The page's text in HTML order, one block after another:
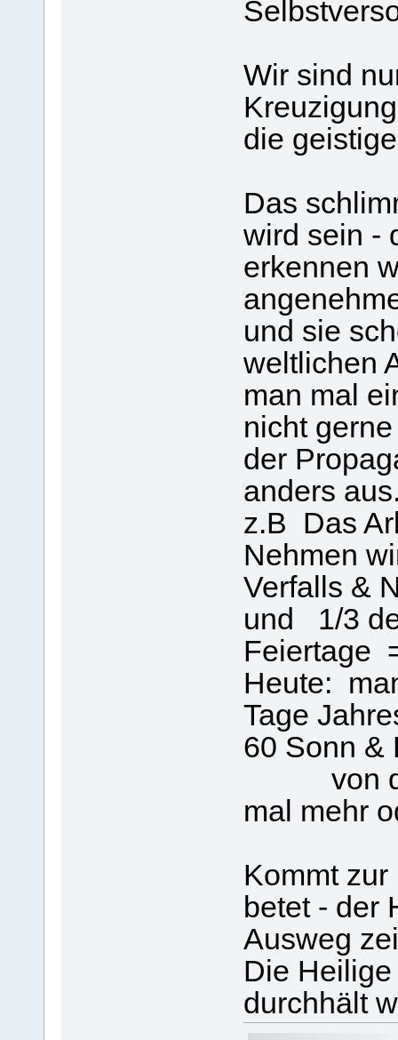
Wir sind
die
Das
wird sein -
erkennen
und sie
weltlichen
man mal
nicht
der
anders
z.B Das
Nehmen
Verfalls &
und 1/3
Feiertage
Heute:
Tage
60 Sonn
von der
mal mehr
Kommt
betet - der
Ausweg
Die
durchhält